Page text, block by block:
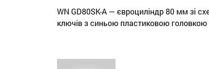
WN GD80SK-A — євроциліндр 80 мм зі
ключів з синьою пластиковою головкою